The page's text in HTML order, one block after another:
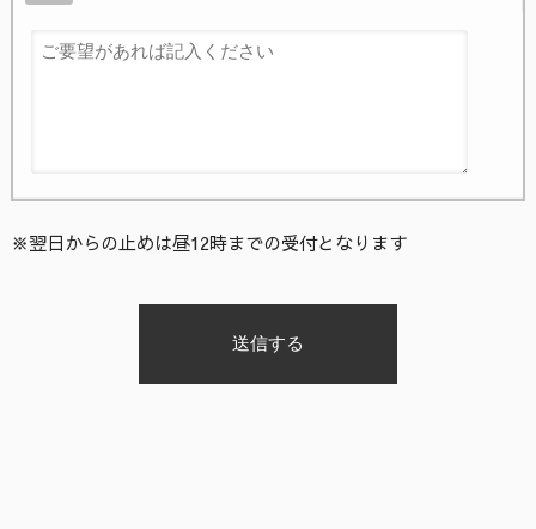
※翌日からの止めは昼12時までの受付となります